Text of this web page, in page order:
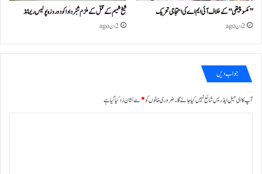
’’مکسوپیتھی‘‘ کے خلاف آئی ایم اے کی احتجاجی تحریک
2 دن ago
شیخ شمیم کے قتل کے ملزم شبّر دادا کو دو روزہ پولیس ریمانڈ
2 دن ago
جواب دیں
آپ کا ای میل ایڈریس شائع نہیں کیا جائے گا۔ضروری خانوں کو*سے نشان زد کیا گیا ہے